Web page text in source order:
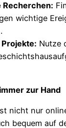
Recherchen:
wichtige
Nutze
zur Hand
nicht nur
bequem auf